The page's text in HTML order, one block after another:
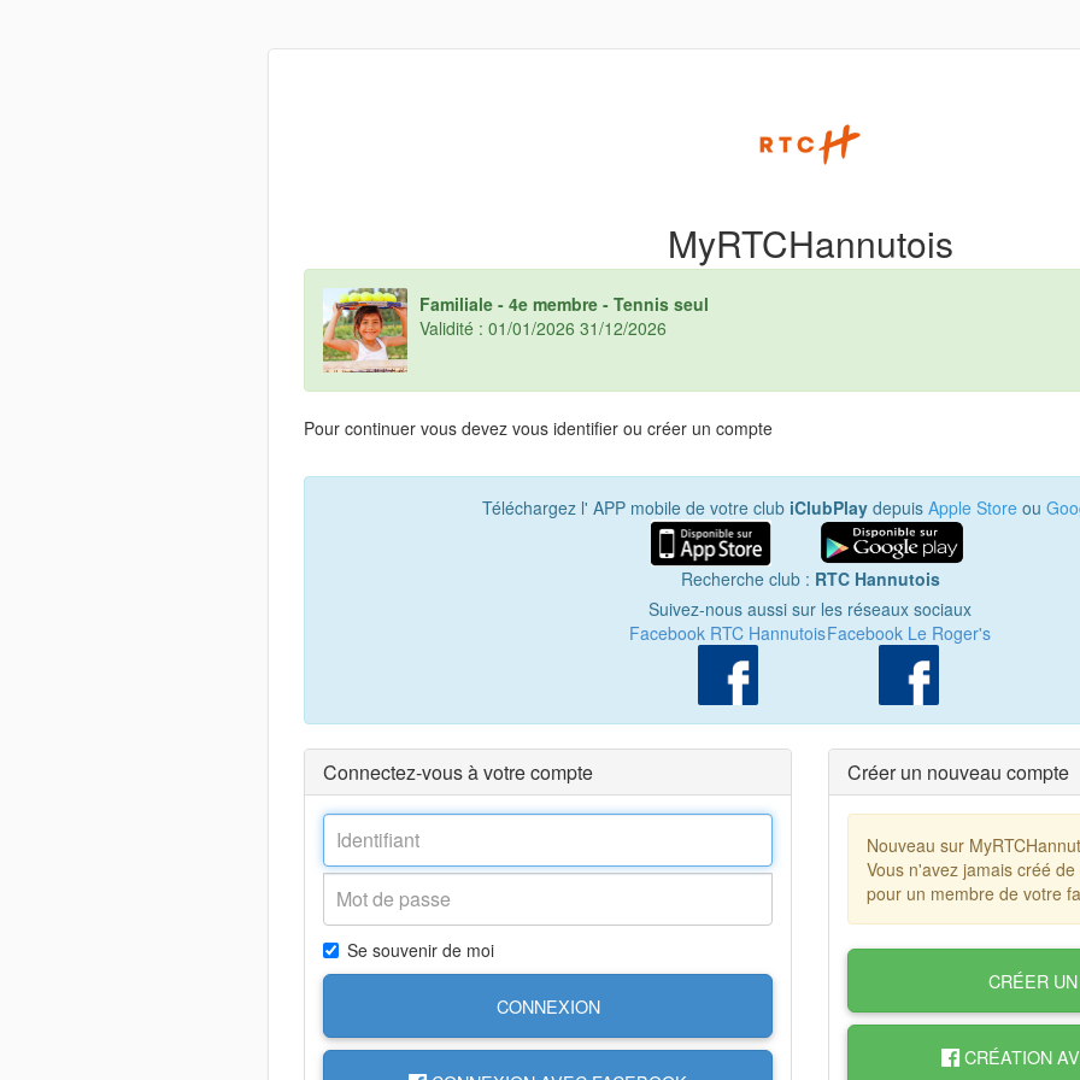
MyRTCHannutois
Familiale - 4e membre - Tennis seul
Validité : 01/01/2026 31/12/2026
Pour continuer vous devez vous identifier ou créer un compte
Téléchargez l' APP mobile de votre club iClubPlay depuis Apple Storeou
Recherche club : RTC Hannutois
Suivez-nous aussi sur les réseaux sociaux
Facebook RTC HannutoisFacebook Le Roger's
Connectez-vous à votre compte
Se souvenir de moi
CONNEXION
Créer un nouveau compte
Nouveau sur
Vous n'avez jamais créé
pour un membre de votre
CRÉER
CRÉATION